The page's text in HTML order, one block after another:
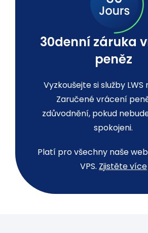
30denní záruka
peněz
Vyzkoušejte si služby LWS
Zaručené vrácení
zdůvodnění, pokud
spokojeni.
Platí pro všechny naše
VPS. Zjistěte více